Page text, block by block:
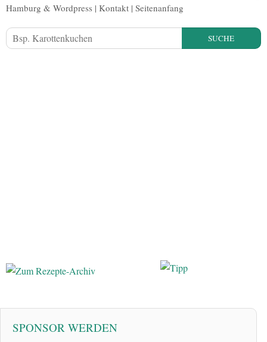
Hamburg & Wordpress | Kontakt | Seitenanfang
SUCHE
SPONSOR WERDEN